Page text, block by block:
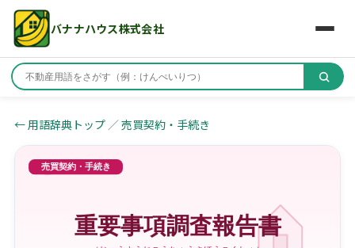
バナナハウス株式会社
← 用語辞典トップ ／売買契約・手続き